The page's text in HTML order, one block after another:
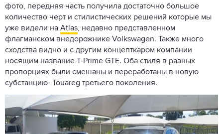
фото, передняя часть получила достаточно большое
количество черт и стилистических решений которые мы
уже видели на Atlas, недавно представленном
флагманском внедорожнике Volkswagen. Также много
сходства видно и с другим концепткаром компании
носящим название T-Prime GTE. Оба стиля в разных
пропорциях были смешаны и переработаны в новую
субстанцию- Touareg третьего поколения.